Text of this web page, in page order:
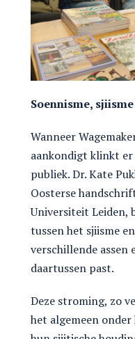
Soennisme,
Wanneer
aankondigt klinkt
publiek. Dr. Kate
Oosterse
Universiteit Leiden,
tussen het sjiisme
verschillende assen
daartussen past.
Deze stroming, zo
het algemeen